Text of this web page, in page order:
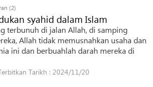
(2)
syahid dalam Islam
terbunuh di jalan Allah, di samping
Allah tidak memusnahkan usaha dan
ini dan berbuahlah darah mereka di
Tarikh : 2024/11/20